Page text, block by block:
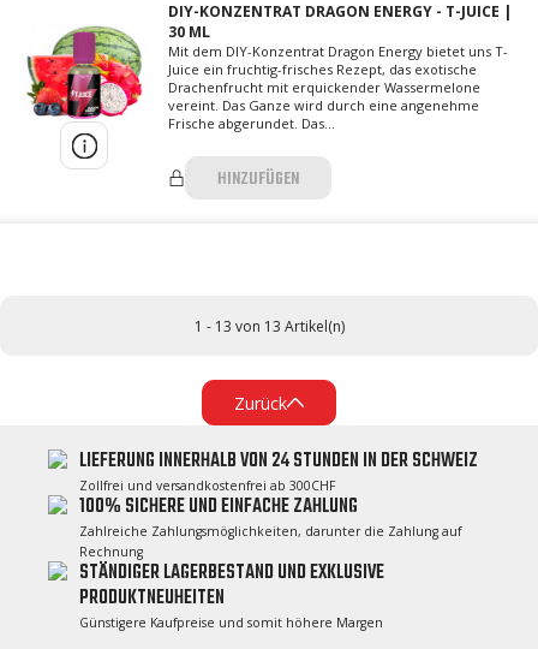
DIY-KONZENTRAT DRAGON ENERGY - T-JUICE |
30 ML
Mit dem DIY-Konzentrat Dragon Energy bietet uns T-
Juice ein fruchtig-frisches Rezept, das exotische
Drachenfrucht mit erquickender Wassermelone
vereint. Das Ganze wird durch eine angenehme
Frische abgerundet. Das...
HINZUFÜGEN
1 - 13 von 13 Artikel(n)
Zurück
LIEFERUNG INNERHALB VON 24 STUNDEN IN DER SCHWEIZ
Zollfrei und versandkostenfrei ab 300CHF
100% SICHERE UND EINFACHE ZAHLUNG
Zahlreiche Zahlungsmöglichkeiten, darunter die Zahlung auf
Rechnung
STÄNDIGER LAGERBESTAND UND EXKLUSIVE
PRODUKTNEUHEITEN
Günstigere Kaufpreise und somit höhere Margen